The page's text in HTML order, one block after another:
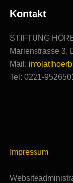
Kontakt
STIFTUNG
Marienstrasse 3,
Mail:
Tel: 0221-
Impressum